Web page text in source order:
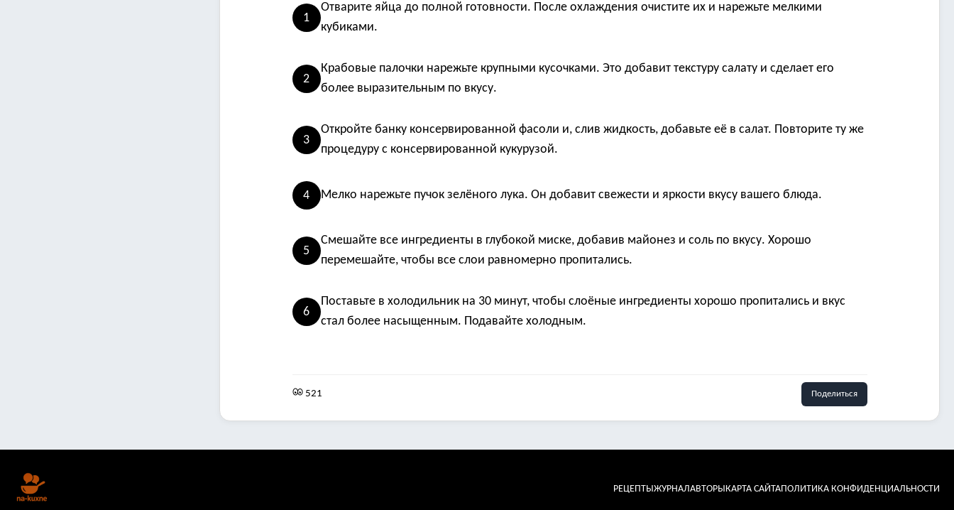
1
Отварите яйца до полной готовности. После охлаждения очистите их и нарежьте мелкими
кубиками.
2
Крабовые палочки нарежьте крупными кусочками. Это добавит текстуру салату и сделает его
более выразительным по вкусу.
3
Откройте банку консервированной фасоли и, слив жидкость, добавьте её в салат. Повторите ту же
процедуру с консервированной кукурузой.
4 Мелко нарежьте пучок зелёного лука. Он добавит свежести и яркости вкусу вашего блюда.
5
Смешайте все ингредиенты в глубокой миске, добавив майонез и соль по вкусу. Хорошо
перемешайте, чтобы все слои равномерно пропитались.
6
Поставьте в холодильник на 30 минут, чтобы слоёные ингредиенты хорошо пропитались и вкус
стал более насыщенным. Подавайте холодным.
521 Поделиться
РЕЦЕПТЫЖУРНАЛАВТОРЫКАРТА САЙТАПОЛИТИКА КОНФИДЕНЦИАЛЬНОСТИ